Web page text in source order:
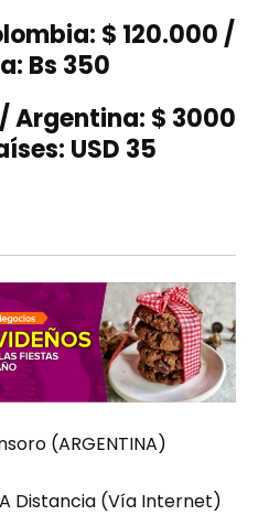
$ 120.000 /
Bs 350
Argentina: $ 3000
USD 35
(ARGENTINA)
Distancia (Vía Internet)